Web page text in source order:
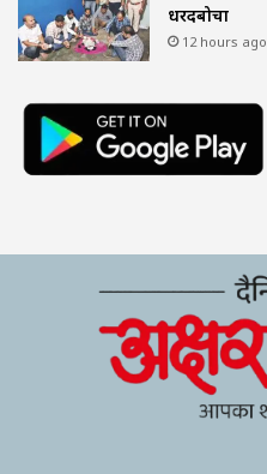
धरदबोचा
12 hours ago